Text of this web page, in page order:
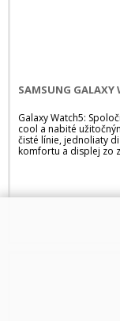
SAMSUNG GALAXY
Galaxy Watch5:
cool a nabité
čisté línie, jednoliaty
komfortu a displej zo